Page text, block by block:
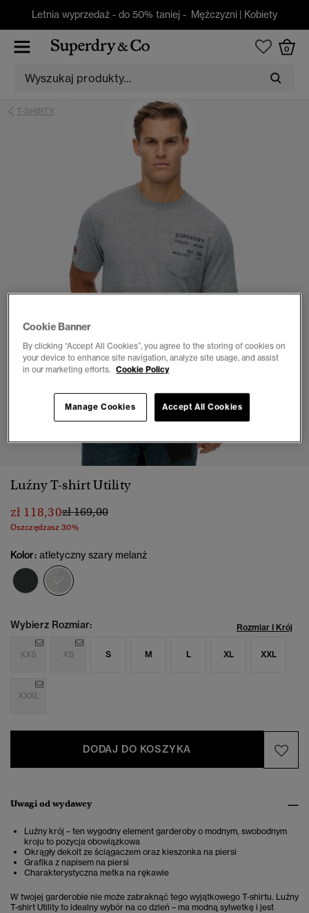
Letnia wyprzedaż - do 50% taniej - Mężczyzni | Kobiety
0
T-SHIRTY
Luźny T-shirt Utility
zł 118,30Cena obniżona od
zł 169,00do
Oszczędzasz 30%
Kolor: atletyczny szary melanż
Wybierz Rozmiar: Rozmiar I Krój
XXS XS S M L XL XXL
XXXL
DODAJ DO KOSZYKA
Uwagi od wydawcy
Luźny krój – ten wygodny element garderoby o modnym, swobodnym
kroju to pozycja obowiązkowa
Okrągły dekolt ze ściągaczem oraz kieszonka na piersi
Grafika z napisem na piersi
Charakterystyczna metka na rękawie
W twojej garderobie nie może zabraknąć tego wyjątkowego T-shirtu. Luźny
T-shirt Utility to idealny wybór na co dzień – ma modną sylwetkę i jest
Cookie Banner
By clicking “Accept All Cookies”, you agree to the storing of cookies on
your device to enhance site navigation, analyze site usage, and assist
in our marketing efforts. Cookie Policy
Accept All Cookies
Manage Cookies